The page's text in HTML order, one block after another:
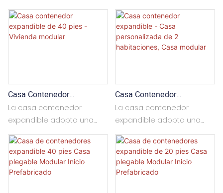
Casa Contenedor
Expandible De 40 Pies -
Vivienda Modular
La casa contenedor
expandible adopta una
estructura de doble ala;
cuando se necesita
ampliar el espacio interior,
las alas se pueden
Casa Contenedor
Expandible - Casa
Personalizada De 2
La casa contenedor
expandible adopta una
estructura de doble ala,
cuando es necesario
expandir el espacio interior,
las alas se pueden